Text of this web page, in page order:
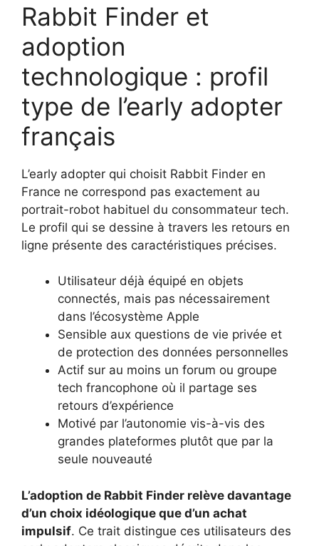
Rabbit Finder et
adoption
technologique : profil
type de l’early adopter
français
L’early adopter qui choisit Rabbit Finder en
France ne correspond pas exactement au
portrait-robot habituel du consommateur tech.
Le profil qui se dessine à travers les retours en
ligne présente des caractéristiques précises.
Utilisateur déjà équipé en objets
connectés, mais pas nécessairement
dans l’écosystème Apple
Sensible aux questions de vie privée et
de protection des données personnelles
Actif sur au moins un forum ou groupe
tech francophone où il partage ses
retours d’expérience
Motivé par l’autonomie vis-à-vis des
grandes plateformes plutôt que par la
seule nouveauté
L’adoption de Rabbit Finder relève davantage
d’un choix idéologique que d’un achat
impulsif. Ce trait distingue ces utilisateurs des